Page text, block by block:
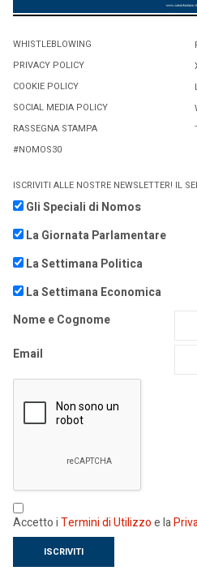
WHISTLEBLOWING
PRIVACY POLICY
COOKIE POLICY
SOCIAL MEDIA POLICY
RASSEGNA STAMPA
#NOMOS30
ISCRIVITI ALLE NOSTRE NEWSLETTER! IL
Gli Speciali di Nomos
La Giornata Parlamentare
La Settimana Politica
La Settimana Economica
Nome e Cognome
Email
Accetto iTermini di Utilizzoe la